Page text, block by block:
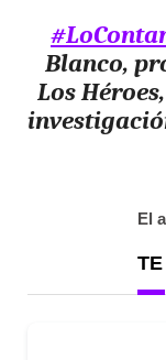
Blanco,
Los
El